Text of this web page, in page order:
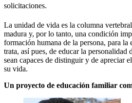
solicitaciones.
La unidad de vida es la columna
madura y, por lo tanto, una condición
formación humana de la persona, para la
trata, así pues, de educar la personalidad
sean capaces de distinguir y de apreciar
su vida.
Un proyecto de educación familiar